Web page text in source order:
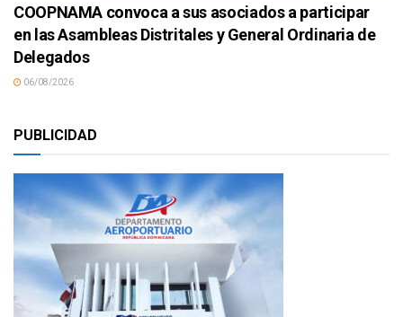
COOPNAMA convoca a sus asociados a participar
en las Asambleas Distritales y General Ordinaria de
Delegados
06/08/2026
PUBLICIDAD